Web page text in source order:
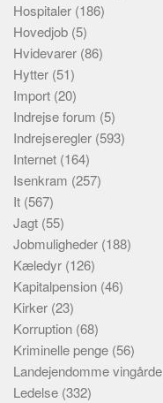
Hospitaler (186)
Hovedjob (5)
Hvidevarer (86)
Hytter (51)
Import (20)
Indrejse forum (5)
Indrejseregler (593)
Internet (164)
Isenkram (257)
It (567)
Jagt (55)
Jobmuligheder (188)
Kæledyr (126)
Kapitalpension (46)
Kirker (23)
Korruption (68)
Kriminelle penge (56)
Landejendomme vingårde
Ledelse (332)